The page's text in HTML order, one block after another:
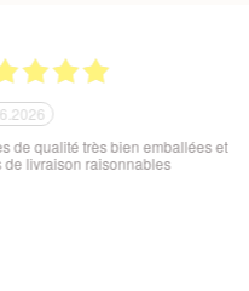
de qualité très bien emballées et
livraison raisonnables